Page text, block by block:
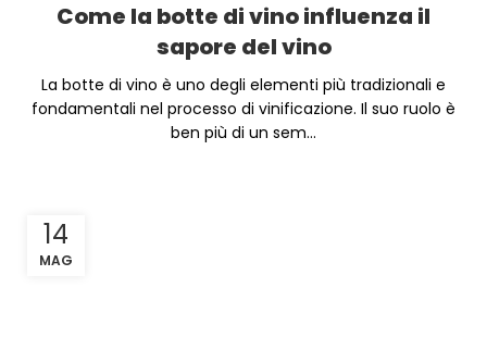
Come la botte di vino influenza il
sapore del vino
La botte di vino è uno degli elementi più tradizionali e
fondamentali nel processo di vinificazione. Il suo ruolo è
ben più di un sem...
14
MAG